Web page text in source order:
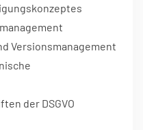
Versionsmanagement
der DSGVO